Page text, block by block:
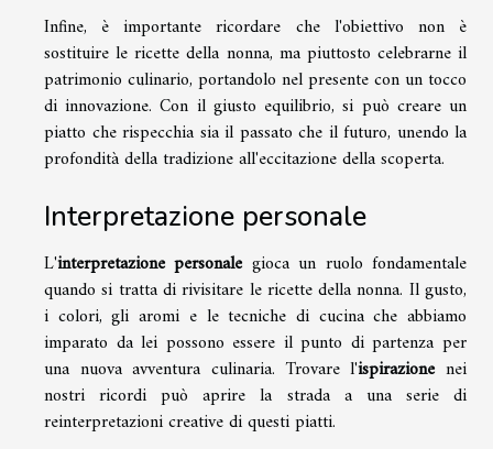
Infine, è importante ricordare che l'obiettivo non è
sostituire le ricette della nonna, ma piuttosto celebrarne il
patrimonio culinario, portandolo nel presente con un tocco
di innovazione. Con il giusto equilibrio, si può creare un
piatto che rispecchia sia il passato che il futuro, unendo la
profondità della tradizione all'eccitazione della scoperta.
Interpretazione personale
L'interpretazione personalegioca un ruolo fondamentale
quando si tratta di rivisitare le ricette della nonna. Il gusto,
i colori, gli aromi e le tecniche di cucina che abbiamo
imparato da lei possono essere il punto di partenza per
una nuova avventura culinaria. Trovare l'ispirazionenei
nostri ricordi può aprire la strada a una serie di
reinterpretazioni creative di questi piatti.